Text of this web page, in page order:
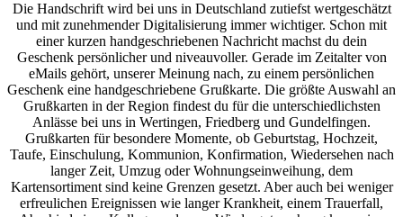
Die Handschrift wird bei uns in Deutschland zutiefst wertgeschätzt
und mit zunehmender Digitalisierung immer wichtiger. Schon mit
einer kurzen handgeschriebenen Nachricht machst du dein
Geschenk persönlicher und niveauvoller. Gerade im Zeitalter von
eMails gehört, unserer Meinung nach, zu einem persönlichen
Geschenk eine handgeschriebene Grußkarte. Die größte Auswahl an
Grußkarten in der Region findest du für die unterschiedlichsten
Anlässe bei uns in Wertingen, Friedberg und Gundelfingen.
Grußkarten für besondere Momente, ob Geburtstag, Hochzeit,
Taufe, Einschulung, Kommunion, Konfirmation, Wiedersehen nach
langer Zeit, Umzug oder Wohnungseinweihung, dem
Kartensortiment sind keine Grenzen gesetzt. Aber auch bei weniger
erfreulichen Ereignissen wie langer Krankheit, einem Trauerfall,